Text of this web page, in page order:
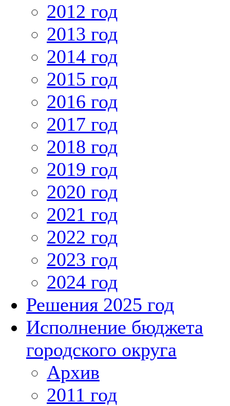
2012 год
2013 год
2014 год
2015 год
2016 год
2017 год
2018 год
2019 год
2020 год
2021 год
2022 год
2023 год
2024 год
Решения 2025 год
Исполнение бюджета
городского округа
Архив
2011 год